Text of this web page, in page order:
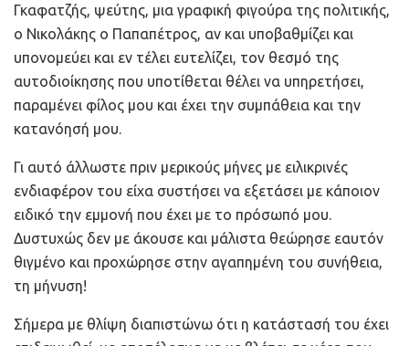
Γκαφατζής, ψεύτης, μια γραφική φιγούρα της πολιτικής,
ο Νικολάκης ο Παπαπέτρος, αν και υποβαθμίζει και
υπονομεύει και εν τέλει ευτελίζει, τον θεσμό της
αυτοδιοίκησης που υποτίθεται θέλει να υπηρετήσει,
παραμένει φίλος μου και έχει την συμπάθεια και την
κατανόησή μου.
Γι αυτό άλλωστε πριν μερικούς μήνες με ειλικρινές
ενδιαφέρον του είχα συστήσει να εξετάσει με κάποιον
ειδικό την εμμονή που έχει με το πρόσωπό μου.
Δυστυχώς δεν με άκουσε και μάλιστα θεώρησε εαυτόν
θιγμένο και προχώρησε στην αγαπημένη του συνήθεια,
τη μήνυση!
Σήμερα με θλίψη διαπιστώνω ότι η κατάστασή του έχει